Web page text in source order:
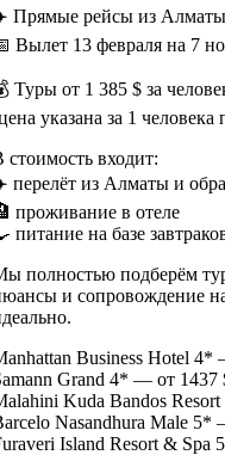
Прямые рейсы из Алматы
Вылет 13 февраля на 7
Туры от 1 385 $ за
указана за 1
стоимость входит:
перелёт из Алматы и
проживание в отеле
питание на базе
полностью подберём
и сопровождение
Business Hotel 4*
Grand 4* — от 1437
Kuda Bandos
Nasandhura Male 5*
Island Resort & Spa